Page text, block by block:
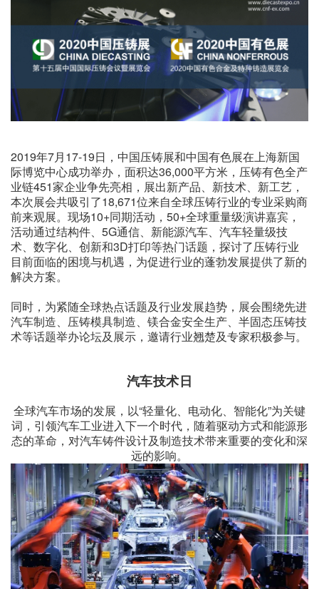
2019年7月17-19日，中国压铸展和中国有色展在上海新国
际博览中心成功举办，面积达36,000平方米，压铸有色全产
业链451家企业争先亮相，展出新产品、新技术、新工艺，
本次展会共吸引了18,671位来自全球压铸行业的专业采购商
前来观展。现场10+同期活动，50+全球重量级演讲嘉宾，
活动通过结构件、5G通信、新能源汽车、汽车轻量级技
术、数字化、创新和3D打印等热门话题，探讨了压铸行业
目前面临的困境与机遇，为促进行业的蓬勃发展提供了新的
解决方案。
同时，为紧随全球热点话题及行业发展趋势，展会围绕先进
汽车制造、压铸模具制造、镁合金安全生产、半固态压铸技
术等话题举办论坛及展示，邀请行业翘楚及专家积极参与。
汽车技术日
全球汽车市场的发展，以“轻量化、电动化、智能化”为关键
词，引领汽车工业进入下一个时代，随着驱动方式和能源形
态的革命，对汽车铸件设计及制造技术带来重要的变化和深
远的影响。